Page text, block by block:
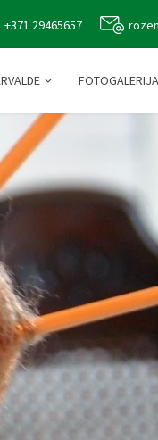
+371 29465657
FOTOGALERIJA